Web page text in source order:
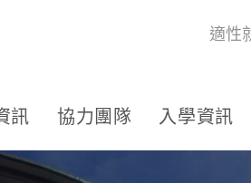
適性
訊 協力團隊 入學資訊